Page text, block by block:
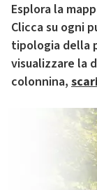
Esplora la
Clicca su ogni
tipologia della
visualizzare la
colonnina,